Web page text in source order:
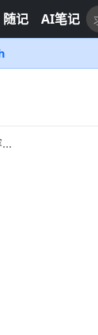
随记 AI笔记